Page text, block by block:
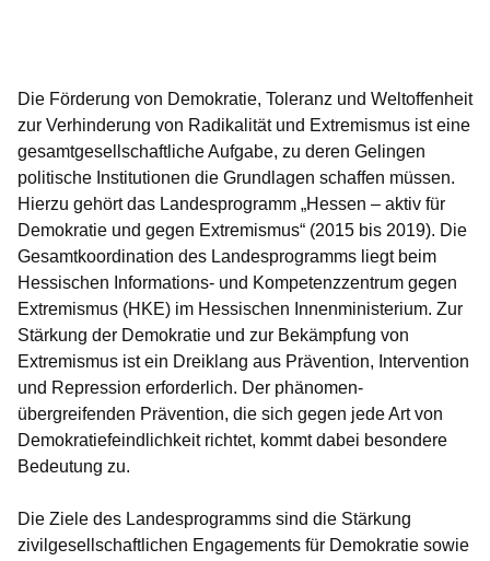
Die Förderung von Demokratie, Toleranz und Weltoffenheit
zur Verhinderung von Radikalität und Extremismus ist eine
gesamtgesellschaftliche Aufgabe, zu deren Gelingen
politische Institutionen die Grundlagen schaffen müssen.
Hierzu gehört das Landesprogramm „Hessen – aktiv für
Demokratie und gegen Extremismus“ (2015 bis 2019). Die
Gesamtkoordination des Landesprogramms liegt beim
Hessischen Informations- und Kompetenzzentrum gegen
Extremismus (HKE) im Hessischen Innenministerium. Zur
Stärkung der Demokratie und zur Bekämpfung von
Extremismus ist ein Dreiklang aus Prävention, Intervention
und Repression erforderlich. Der phänomen­
übergreifenden Prävention, die sich gegen jede Art von
Demokratiefeindlichkeit richtet, kommt dabei besondere
Bedeutung zu.
Die Ziele des Landesprogramms sind die Stärkung
zivilgesellschaftlichen Engagements für Demokratie sowie